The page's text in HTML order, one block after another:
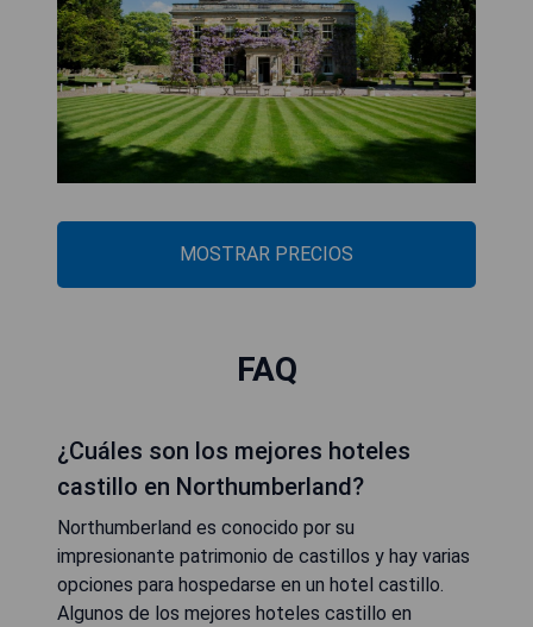
MOSTRAR PRECIOS
FAQ
¿Cuáles son los mejores hoteles
castillo en Northumberland?
Northumberland es conocido por su
impresionante patrimonio de castillos y hay varias
opciones para hospedarse en un hotel castillo.
Algunos de los mejores hoteles castillo en